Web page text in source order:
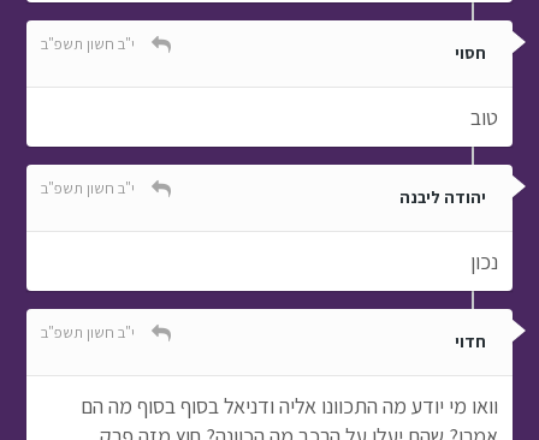
חסוי י"ב חשון תשפ"ב
טוב
יהודה ליבנה י"ב חשון תשפ"ב
נכון
חדוי י"ב חשון תשפ"ב
וואו מי יודע מה התכוונו אליה ודניאל בסוף בסוף מה הם